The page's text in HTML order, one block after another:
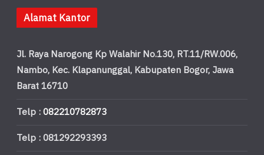
Alamat Kantor
Jl. Raya Narogong Kp Walahir No.130, RT.11/RW.006,
Nambo, Kec. Klapanunggal, Kabupaten Bogor, Jawa
Barat 16710
Telp :082210782873
Telp : 081292293393